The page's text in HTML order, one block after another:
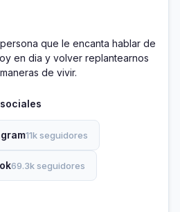
que le encanta hablar de
en dia y volver replantearnos
de vivir.
11k seguidores
69.3k seguidores